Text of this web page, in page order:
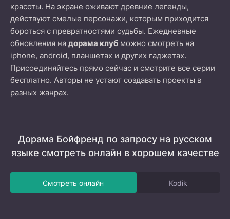
красоты. На экране оживают древние легенды,
действуют смелые персонажи, которым приходится
бороться с превратностями судьбы. Ежедневные
обновления на дорама клуб можно смотреть на
iphone, android, планшетах и других гаджетах.
Присоединяйтесь прямо сейчас и смотрите все серии
бесплатно. Авторы не устают создавать проекты в
разных жанрах.
Дорама Бойфренд по запросу на русском
языке смотреть онлайн в хорошем качестве
Смотреть онлайн Kodik